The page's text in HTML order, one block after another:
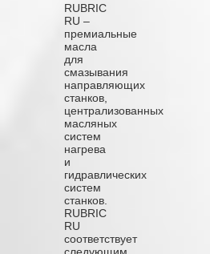
RUBRIC
RU –
премиальные
масла
для
смазывания
направляющих
станков,
централизованных
масляных
систем
нагрева
и
гидравлических
систем
станков.
RUBRIC
RU
соответствует
следующим